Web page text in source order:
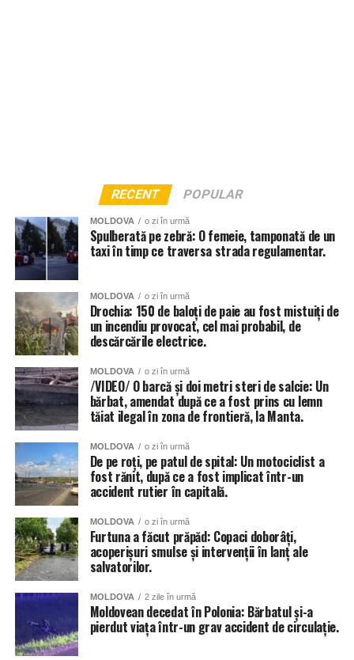
RECENT POPULAR
MOLDOVA o zi în urmă
Spulberată pe zebră: O femeie, tamponată de un
taxi în timp ce traversa strada regulamentar.
MOLDOVA o zi în urmă
Drochia: 150 de baloți de paie au fost mistuiți de
un incendiu provocat, cel mai probabil, de
descărcările electrice.
MOLDOVA o zi în urmă
/VIDEO/ O barcă și doi metri steri de salcie: Un
bărbat, amendat după ce a fost prins cu lemn
tăiat ilegal în zona de frontieră, la Manta.
MOLDOVA o zi în urmă
De pe roți, pe patul de spital: Un motociclist a
fost rănit, după ce a fost implicat într-un
accident rutier în capitală.
MOLDOVA o zi în urmă
Furtuna a făcut prăpăd: Copaci doborâți,
acoperișuri smulse și intervenții în lanț ale
salvatorilor.
MOLDOVA 2 zile în urmă
Moldovean decedat în Polonia: Bărbatul și-a
pierdut viața într-un grav accident de circulație.